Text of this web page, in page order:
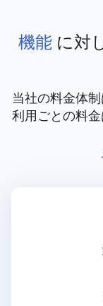
機能 に対
当社の料金体
利用ごとの料